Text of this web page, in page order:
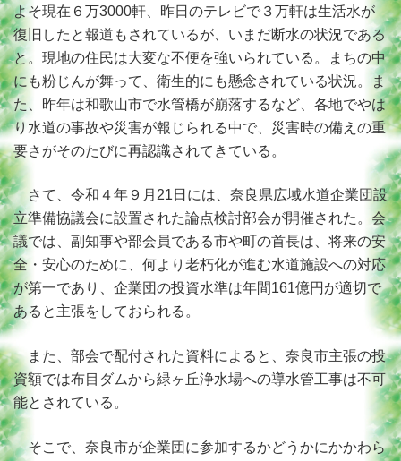
よそ現在６万3000軒、昨日のテレビで３万軒は生活水が
復旧したと報道もされているが、いまだ断水の状況である
と。現地の住民は大変な不便を強いられている。まちの中
にも粉じんが舞って、衛生的にも懸念されている状況。ま
た、昨年は和歌山市で水管橋が崩落するなど、各地でやは
り水道の事故や災害が報じられる中で、災害時の備えの重
要さがそのたびに再認識されてきている。
さて、令和４年９月21日には、奈良県広域水道企業団設
立準備協議会に設置された論点検討部会が開催された。会
議では、副知事や部会員である市や町の首長は、将来の安
全・安心のために、何より老朽化が進む水道施設への対応
が第一であり、企業団の投資水準は年間161億円が適切で
あると主張をしておられる。
また、部会で配付された資料によると、奈良市主張の投
資額では布目ダムから緑ヶ丘浄水場への導水管工事は不可
能とされている。
そこで、奈良市が企業団に参加するかどうかにかかわら